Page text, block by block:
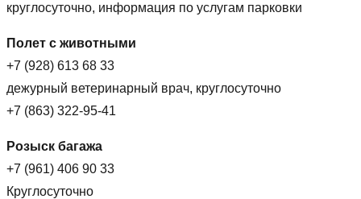
круглосуточно, информация по услугам парковки
Полет с животными
+7 (928) 613 68 33
дежурный ветеринарный врач, круглосуточно
+7 (863) 322-95-41
Розыск багажа
+7 (961) 406 90 33
Круглосуточно